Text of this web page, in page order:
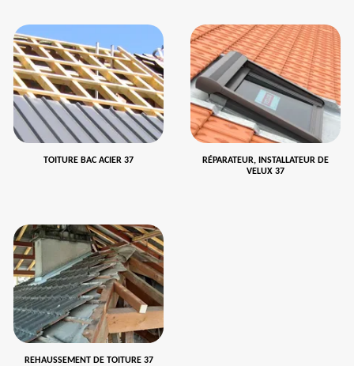
TOITURE BAC ACIER 37
RÉPARATEUR, INSTALLATEUR DE
VELUX 37
REHAUSSEMENT DE TOITURE 37